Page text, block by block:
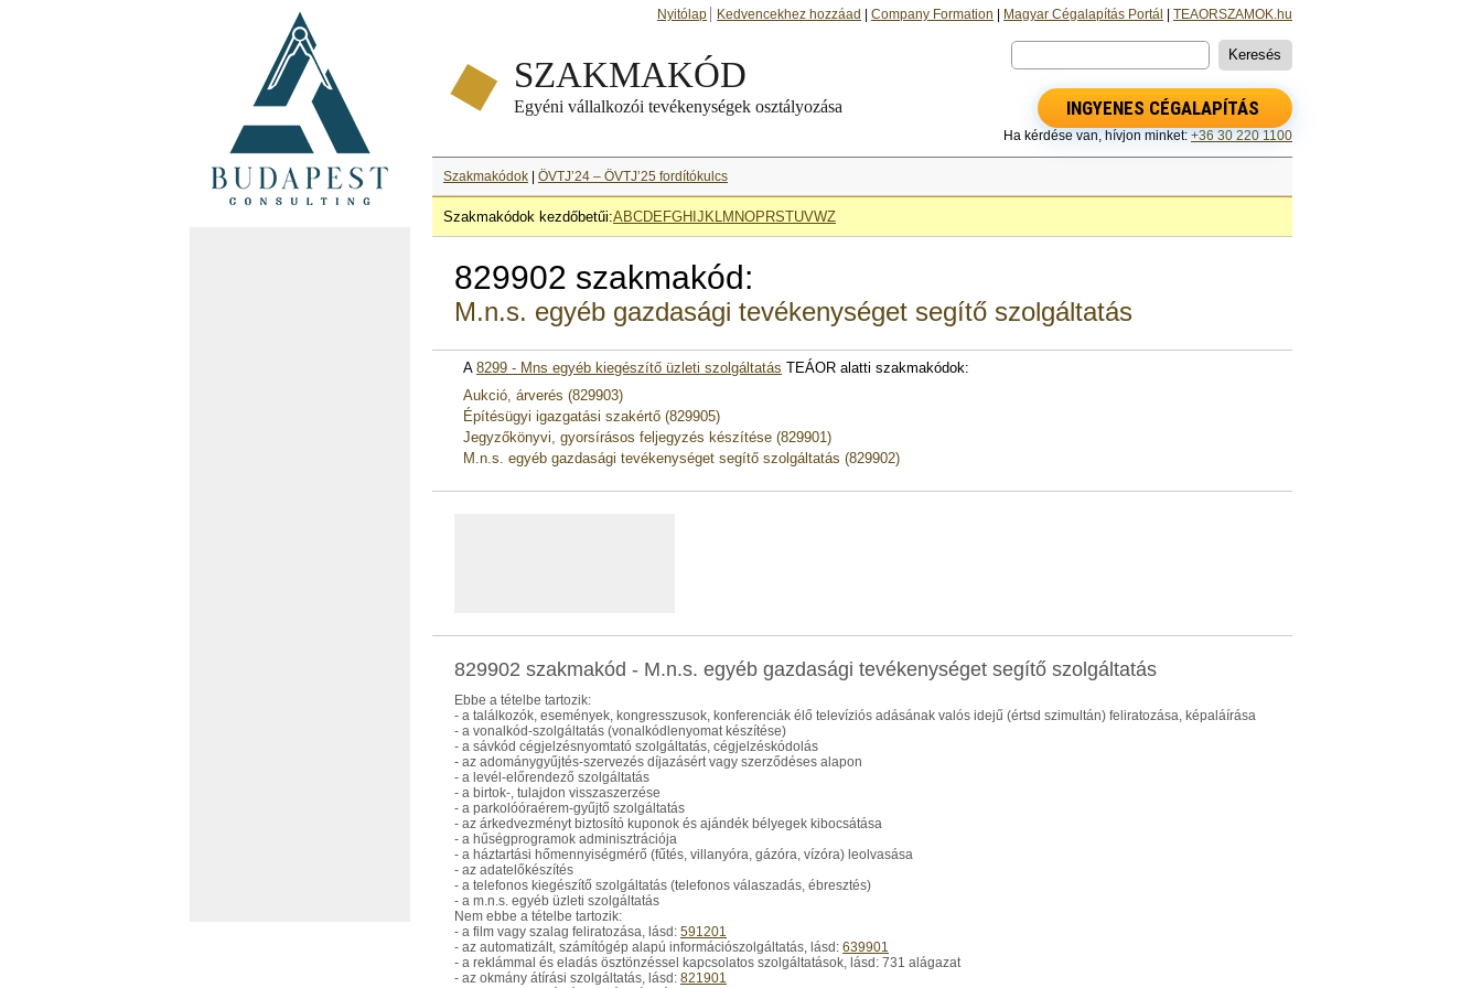
Nyitólap Kedvencekhez hozzáad Company Formation Magyar Cégalapítás Portál TEAORSZAMOK.hu
INGYENES CÉGALAPÍTÁS
Ha kérdése van, hívjon minket: +36 30 220 1100
Szakmakódok ÖVTJ’24 – ÖVTJ’25 fordítókulcs
Szakmakódok kezdőbetűi:ABCDE FGH J KLM NOP RSTUVWZ
829902 szakmakód:
M.n.s. egyéb gazdasági tevékenységet segítő szolgáltatás
A 8299 - Mns egyéb kiegészítő üzleti szolgáltatás TEÁOR alatti szakmakódok:
Aukció, árverés (829903)
Építésügyi igazgatási szakértő (829905)
Jegyzőkönyvi, gyorsírásos feljegyzés készítése (829901)
M.n.s. egyéb gazdasági tevékenységet segítő szolgáltatás (829902)
829902 szakmakód - M.n.s. egyéb gazdasági tevékenységet segítő szolgáltatás
Ebbe a tételbe tartozik:
- a találkozók, események, kongresszusok, konferenciák élő televíziós adásának valós idejű (értsd szimultán) feliratozása, képaláírása
- a vonalkód-szolgáltatás (vonalkódlenyomat készítése)
- a sávkód cégjelzésnyomtató szolgáltatás, cégjelzéskódolás
- az adománygyűjtés-szervezés díjazásért vagy szerződéses alapon
- a levél-előrendező szolgáltatás
- a birtok-, tulajdon visszaszerzése
- a parkolóóraérem-gyűjtő szolgáltatás
- az árkedvezményt biztosító kuponok és ajándék bélyegek kibocsátása
- a hűségprogramok adminisztrációja
- a háztartási hőmennyiségmérő (fűtés, villanyóra, gázóra, vízóra) leolvasása
- az adatelőkészítés
- a telefonos kiegészítő szolgáltatás (telefonos válaszadás, ébresztés)
- a m.n.s. egyéb üzleti szolgáltatás
Nem ebbe a tételbe tartozik:
- a film vagy szalag feliratozása, lásd: 591201
- az automatizált, számítógép alapú információszolgáltatás, lásd: 639901
- a reklámmal és eladás ösztönzéssel kapcsolatos szolgáltatások, lásd: 731 alágazat
- az okmány átírási szolgáltatás, lásd: 821901